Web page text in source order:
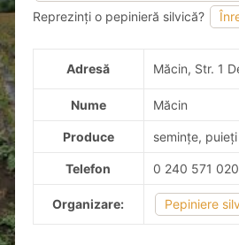
Reprezinți o pepinieră silvică?
Adresă
Măcin, Str. 1
Nume Măcin
Produce semințe,
Telefon
Organizare: Pepiniere